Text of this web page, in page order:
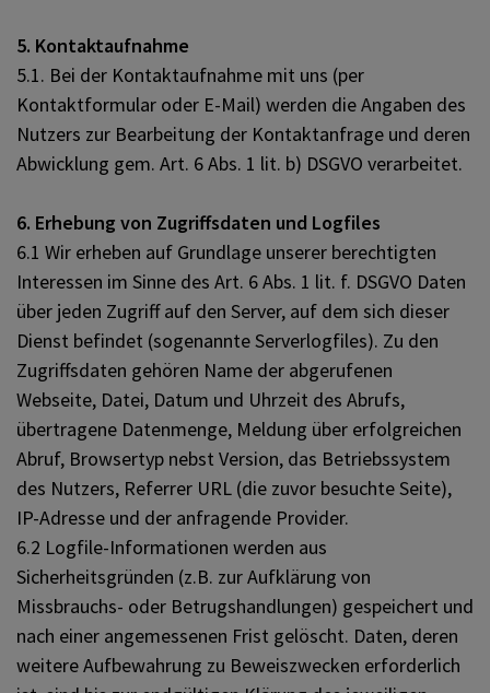
5. Kontaktaufnahme
5.1. Bei der Kontaktaufnahme mit uns (per
Kontaktformular oder E-Mail) werden die Angaben des
Nutzers zur Bearbeitung der Kontaktanfrage und deren
Abwicklung gem. Art. 6 Abs. 1 lit. b) DSGVO verarbeitet.
6. Erhebung von Zugriffsdaten und Logfiles
6.1 Wir erheben auf Grundlage unserer berechtigten
Interessen im Sinne des Art. 6 Abs. 1 lit. f. DSGVO Daten
über jeden Zugriff auf den Server, auf dem sich dieser
Dienst befindet (sogenannte Serverlogfiles). Zu den
Zugriffsdaten gehören Name der abgerufenen
Webseite, Datei, Datum und Uhrzeit des Abrufs,
übertragene Datenmenge, Meldung über erfolgreichen
Abruf, Browsertyp nebst Version, das Betriebssystem
des Nutzers, Referrer URL (die zuvor besuchte Seite),
IP-Adresse und der anfragende Provider.
6.2 Logfile-Informationen werden aus
Sicherheitsgründen (z.B. zur Aufklärung von
Missbrauchs- oder Betrugshandlungen) gespeichert und
nach einer angemessenen Frist gelöscht. Daten, deren
weitere Aufbewahrung zu Beweiszwecken erforderlich